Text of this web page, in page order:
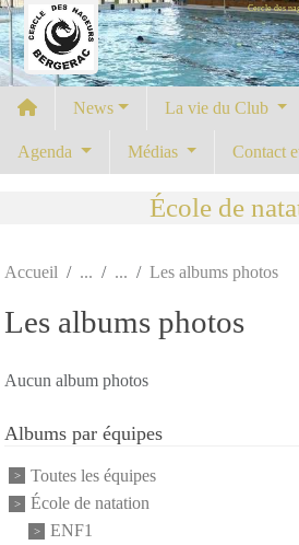
Cercle des
News La vie du Club
Agenda Médias Contact
École de
Accueil Les albums photos
Les albums photos
Aucun album photos
Albums par équipes
Toutes les équipes
École de natation
ENF1
Panneau de gestion des cookies